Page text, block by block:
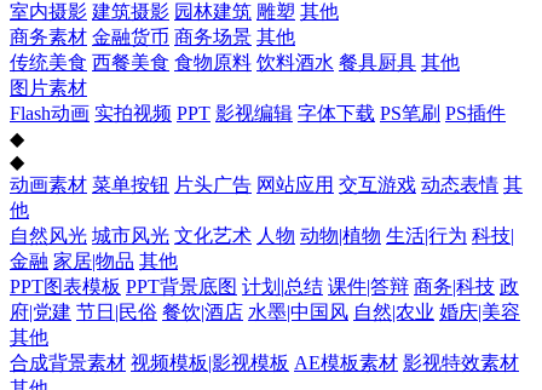
室内摄影 建筑摄影 园林建筑 雕塑 其他
商务素材 金融货币 商务场景 其他
传统美食 西餐美食 食物原料 饮料酒水 餐具厨具 其他
图片素材
Flash动画 实拍视频 PPT 影视编辑 字体下载 PS笔刷 PS插件
◆
◆
动画素材 菜单按钮 片头广告 网站应用 交互游戏 动态表情 其
他
自然风光 城市风光 文化艺术 人物 动物|植物 生活|行为 科技|
金融 家居|物品 其他
PPT图表模板 PPT背景底图 计划|总结 课件|答辩 商务|科技 政
府|党建 节日|民俗 餐饮|酒店 水墨|中国风 自然|农业 婚庆|美容
其他
合成背景素材 视频模板|影视模板 AE模板素材 影视特效素材